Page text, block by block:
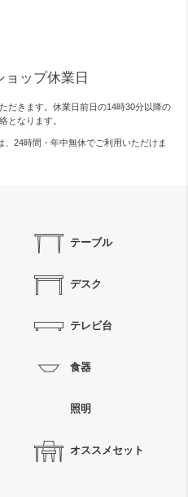
ョップ休業日
だきます。休業日前日の14時30分以降の
となります。
24時間・年中無休でご利用いただけま
テーブル
デスク
テレビ台
食器
照明
オススメセット